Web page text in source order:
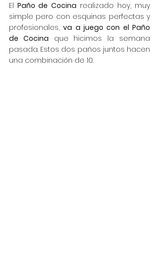
El Paño de Cocina realizado hoy, muy
simple pero con esquinas perfectas y
profesionales, va a juego con el Paño
de Cocina que hicimos la semana
pasada. Estos dos paños juntos hacen
una combinación de 10.